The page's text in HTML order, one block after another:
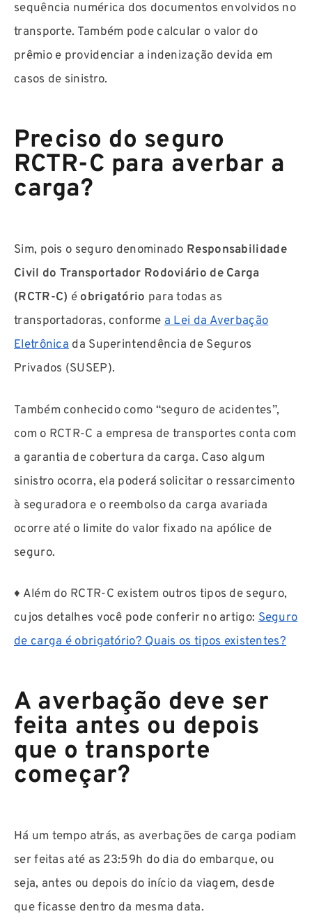
sequência numérica dos documentos envolvidos no
transporte. Também pode calcular o valor do
prêmio e providenciar a indenização devida em
casos de sinistro.
Preciso do seguro
RCTR-C para averbar a
carga?
Sim, pois o seguro denominado Responsabilidade
Civil do Transportador Rodoviário de Carga
(RCTR-C) é obrigatório para todas as
transportadoras, conformea Lei da Averbação
Eletrônica da Superintendência de Seguros
Privados (SUSEP).
Também conhecido como “seguro de acidentes”,
com o RCTR-C a empresa de transportes conta com
a garantia de cobertura da carga. Caso algum
sinistro ocorra, ela poderá solicitar o ressarcimento
à seguradora e o reembolso da carga avariada
ocorre até o limite do valor fixado na apólice de
seguro.
♦ Além do RCTR-C existem outros tipos de seguro,
cujos detalhes você pode conferir no artigo:Seguro
de carga é obrigatório? Quais os tipos existentes?
A averbação deve ser
feita antes ou depois
que o transporte
começar?
Há um tempo atrás, as averbações de carga podiam
ser feitas até as 23:59h do dia do embarque, ou
seja, antes ou depois do início da viagem, desde
que ficasse dentro da mesma data.